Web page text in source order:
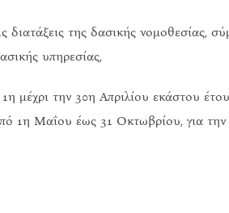
διατάξεις της δασικής νομοθεσίας,
υπηρεσίας,
μέχρι την 30η Απριλίου εκάστου
1η Μαΐου έως 31 Οκτωβρίου, για την